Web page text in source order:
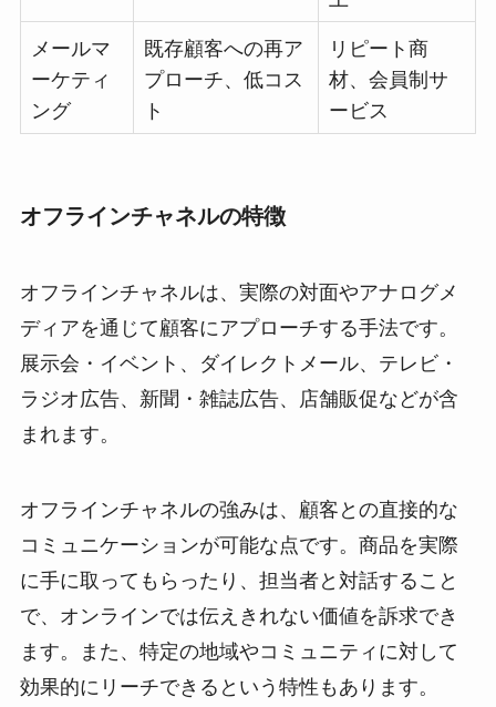
メールマ
ーケティ
ング
既存顧客への再ア
プローチ、低コス
ト
リピート商
材、会員制サ
ービス
オフラインチャネルの特徴
オフラインチャネルは、実際の対面やアナログメ
ディアを通じて顧客にアプローチする手法です。
展示会・イベント、ダイレクトメール、テレビ・
ラジオ広告、新聞・雑誌広告、店舗販促などが含
まれます。
オフラインチャネルの強みは、顧客との直接的な
コミュニケーションが可能な点です。商品を実際
に手に取ってもらったり、担当者と対話すること
で、オンラインでは伝えきれない価値を訴求でき
ます。また、特定の地域やコミュニティに対して
効果的にリーチできるという特性もあります。